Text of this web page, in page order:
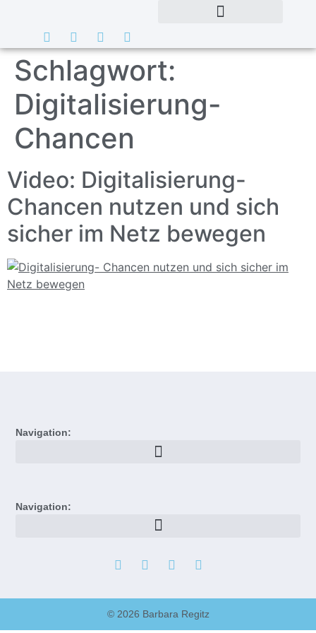
Schlagwort:
Digitalisierung-
Chancen
Video: Digitalisierung-
Chancen nutzen und sich
sicher im Netz bewegen
Navigation:
Navigation:
© 2026 Barbara Regitz